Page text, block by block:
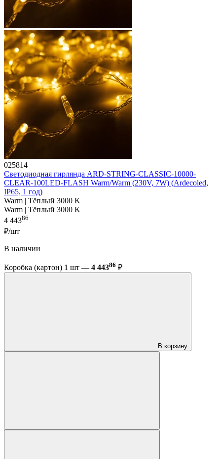
025814
Светодиодная гирлянда ARD-STRING-CLASSIC-10000-
CLEAR-100LED-FLASH Warm/Warm (230V, 7W) (Ardecoled,
IP65, 1 год)
Warm | Тёплый 3000 K
Warm | Тёплый 3000 K
4 44386
₽/шт
В наличии
Коробка (картон) 1 шт — 4 44386 ₽
В корзину